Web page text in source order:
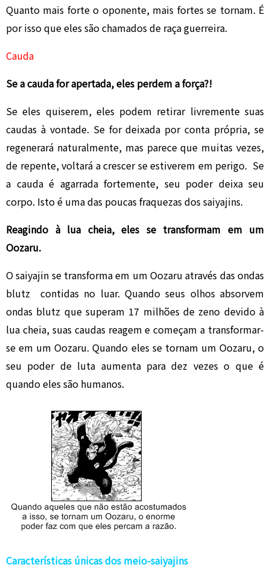
Quanto mais forte o oponente, mais fortes se tornam. É
por isso que eles são chamados de raça guerreira.
Cauda
Se a cauda for apertada, eles perdem a força?!
Se eles quiserem, eles podem retirar livremente suas
caudas à vontade. Se for deixada por conta própria, se
regenerará naturalmente, mas parece que muitas vezes,
de repente, voltará a crescer se estiverem em perigo. Se
a cauda é agarrada fortemente, seu poder deixa seu
corpo. Isto é uma das poucas fraquezas dos saiyajins.
Reagindo à lua cheia, eles se transformam em um
Oozaru.
O saiyajin se transforma em um Oozaru através das ondas
blutz contidas no luar. Quando seus olhos absorvem
ondas blutz que superam 17 milhões de zeno devido à
lua cheia, suas caudas reagem e começam a transformar-
se em um Oozaru. Quando eles se tornam um Oozaru, o
seu poder de luta aumenta para dez vezes o que é
quando eles são humanos.
Características únicas dos meio-saiyajins